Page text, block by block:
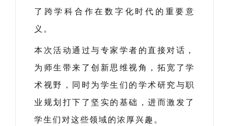
了跨学科合作在数字化时代的重要意
义。
本次活动通过与专家学者的直接对话，
为师生带来了创新思维视角，拓宽了学
术视野，同时为学生们的学术研究与职
业规划打下了坚实的基础，进而激发了
学生们对这些领域的浓厚兴趣。